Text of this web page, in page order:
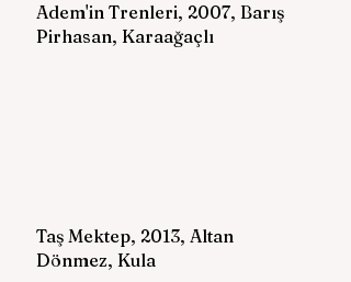
Adem'in Trenleri, 2007, Barış
Pirhasan, Karaağaçlı
Taş Mektep, 2013, Altan
Dönmez, Kula